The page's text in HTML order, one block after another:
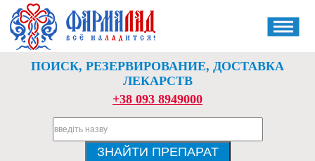
ПОИСК, РЕЗЕРВИРОВАНИЕ, ДОСТАВКА
ЛЕКАРСТВ
+38 093 8949000